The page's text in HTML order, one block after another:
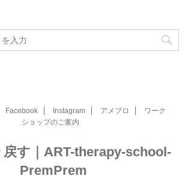
Facebook Instagram アメブロ
ワーク
ショップのご案内
戻す｜ART-therapy-school-
PremPrem